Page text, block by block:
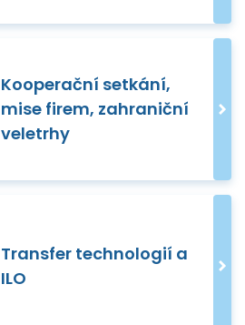
Kooperační setkání,
mise firem, zahraniční
veletrhy
Transfer technologií a
ILO